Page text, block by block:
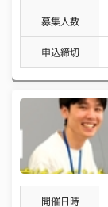
募集人数
申込締切
開催日時